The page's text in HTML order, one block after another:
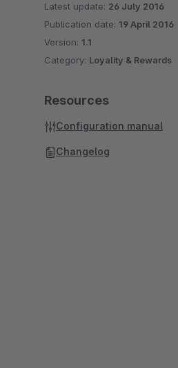
Latest update: 26 July 2016
Publication date: 19 April 2016
Version: 1.1
Category: Loyality & Rewards
Resources
Configuration manual
Changelog